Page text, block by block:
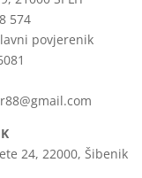
574
povjerenik
24, 22000, Šibenik